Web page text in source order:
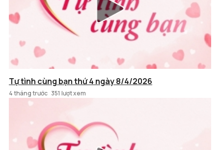
Tự tình cùng bạn thứ 4 ngày 8/4/2026
4 tháng trước 351 lượt xem